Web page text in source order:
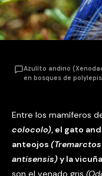
Azulito andino
en bosques de
Entre los mamíferos
colocolo), el gato
anteojos
antisensis)y la vicuña
son el venado gris